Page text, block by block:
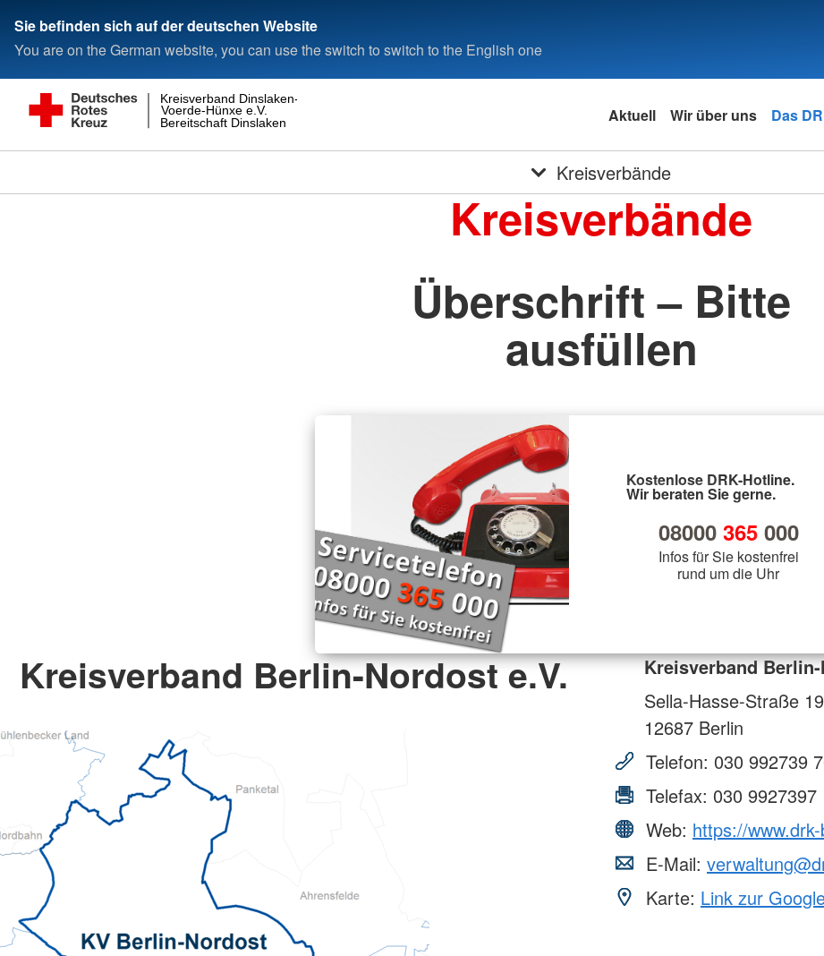
Sie befinden sich auf der deutschen Website
You are on the German website, you can use the switch to switch to the English one
Bereitschaft Dinslaken
Voerde-Hünxe e.V.
Kreisverband Dinslaken-
Aktuell Wir über uns Das
Kreisverbände
Kreisverbände
Überschrift – Bitte
ausfüllen
Kostenlose DRK-Hotline.
Wir beraten Sie gerne.
08000 365000
Infos für Sie kostenfrei
rund um die Uhr
Kreisverband Berlin-Nordost e.V.
Kreisverband
Sella-Hasse-Straße
12687 Berlin
Telefon: 030 992739
Telefax: 030 9927397
Web: https://
E-Mail:
Karte: Link zur